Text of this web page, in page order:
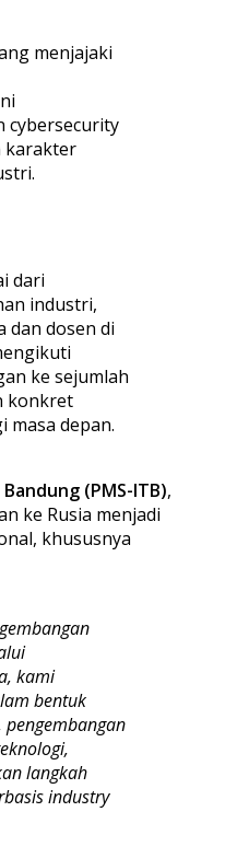
menjajaki
cybersecurity
karakter
dari
industri,
dan dosen di
ke sejumlah
konkret
masa depan.
(PMS-ITB),
ke Rusia menjadi
khususnya
kami
bentuk
langkah
industry